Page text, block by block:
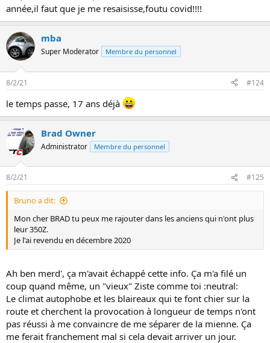
année,il faut que je me resaisisse,foutu covid!!!!
mba
Super Moderator Membre du personnel
8/2/21 #124
le temps passe, 17 ans déjà
Brad Owner
Administrator Membre du personnel
8/2/21 #125
Bruno a dit:
Mon cher BRAD tu peux me rajouter dans les anciens qui n'ont plus
leur 350Z.
Je l'ai revendu en décembre 2020
Ah ben merd', ça m'avait échappé cette info. Ça m'a filé un
coup quand même, un "vieux" Ziste comme toi :neutral:
Le climat autophobe et les blaireaux qui te font chier sur la
route et cherchent la provocation à longueur de temps n'ont
pas réussi à me convaincre de me séparer de la mienne. Ça
me ferait franchement mal si cela devait arriver un jour.